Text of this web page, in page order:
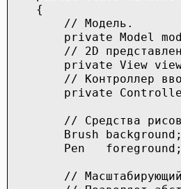
{
}
//
//
private
{
{
// Модель.
private Model
// 2D
private View
// Контроллер ввода
private Controller
// Средства
Brush background;
Pen foreground; //
// Масштабирующий